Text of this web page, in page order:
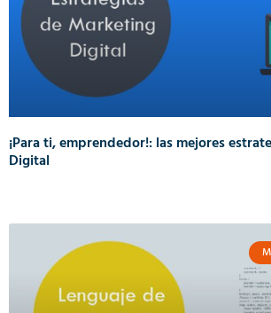
¡Para ti, emprendedor!: las mejores
Digital